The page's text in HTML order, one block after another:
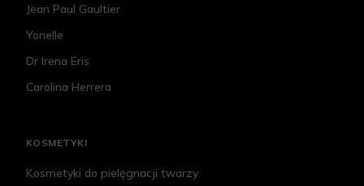
Jean Paul Gaultier
Yonelle
Dr Irena Eris
Carolina Herrera
KOSMETYKI
Kosmetyki do pielęgnacji twarzy